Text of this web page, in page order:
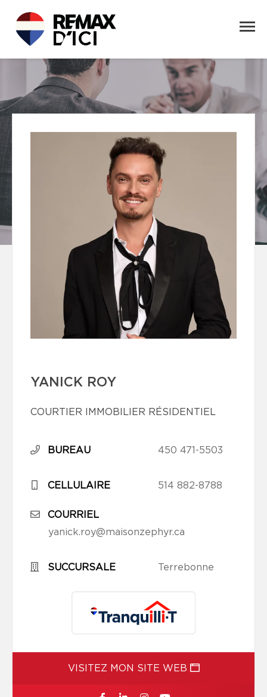
YANICK ROY
COURTIER IMMOBILIER RÉSIDENTIEL
BUREAU 450 471-5503
CELLULAIRE 514 882-8788
COURRIEL
yanick.roy@maisonzephyr.ca
SUCCURSALE Terrebonne
VISITEZ MON SITE WEB